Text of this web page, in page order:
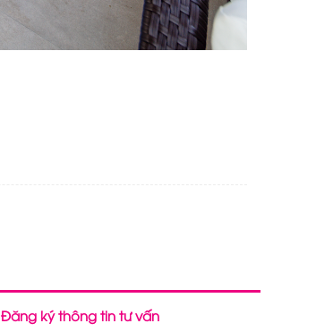
Đăng ký thông tin tư vấn